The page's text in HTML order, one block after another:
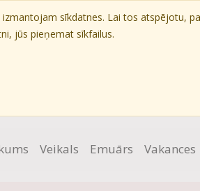
sīkdatnes. Lai tos atspējotu,
jūs pieņemat sīkfailus.
Veikals Emuārs Vakances